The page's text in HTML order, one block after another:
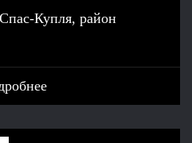
Купля, район